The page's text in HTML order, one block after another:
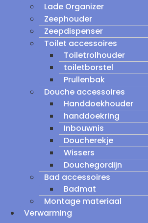
Lade Organizer
Zeephouder
Zeepdispenser
Toilet accessoires
Toiletrolhouder
toiletborstel
Prullenbak
Douche accessoires
Handdoekhouder
handdoekring
Inbouwnis
Doucherekje
Wissers
Douchegordijn
Bad accessoires
Badmat
Montage materiaal
Verwarming